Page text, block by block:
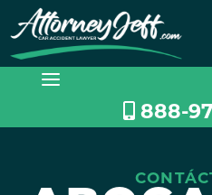
Saltar
contenido
888-